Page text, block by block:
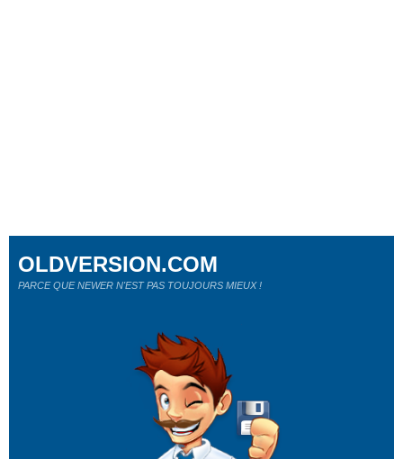
OLDVERSION.COM
PARCE QUE NEWER N'EST PAS TOUJOURS MIEUX !